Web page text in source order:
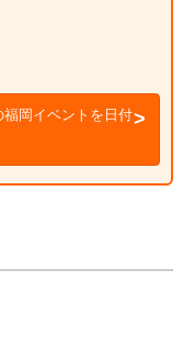
岡イベントを日付